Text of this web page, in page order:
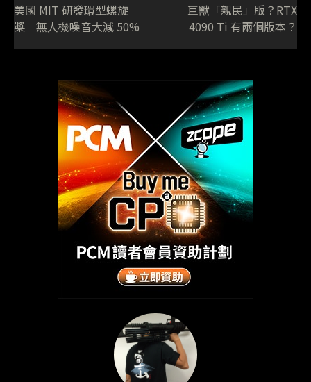
美國 MIT 研發環型螺旋
槳 無人機噪音大減 50%
巨獸「親民」版？RTX
4090 Ti 有兩個版本？